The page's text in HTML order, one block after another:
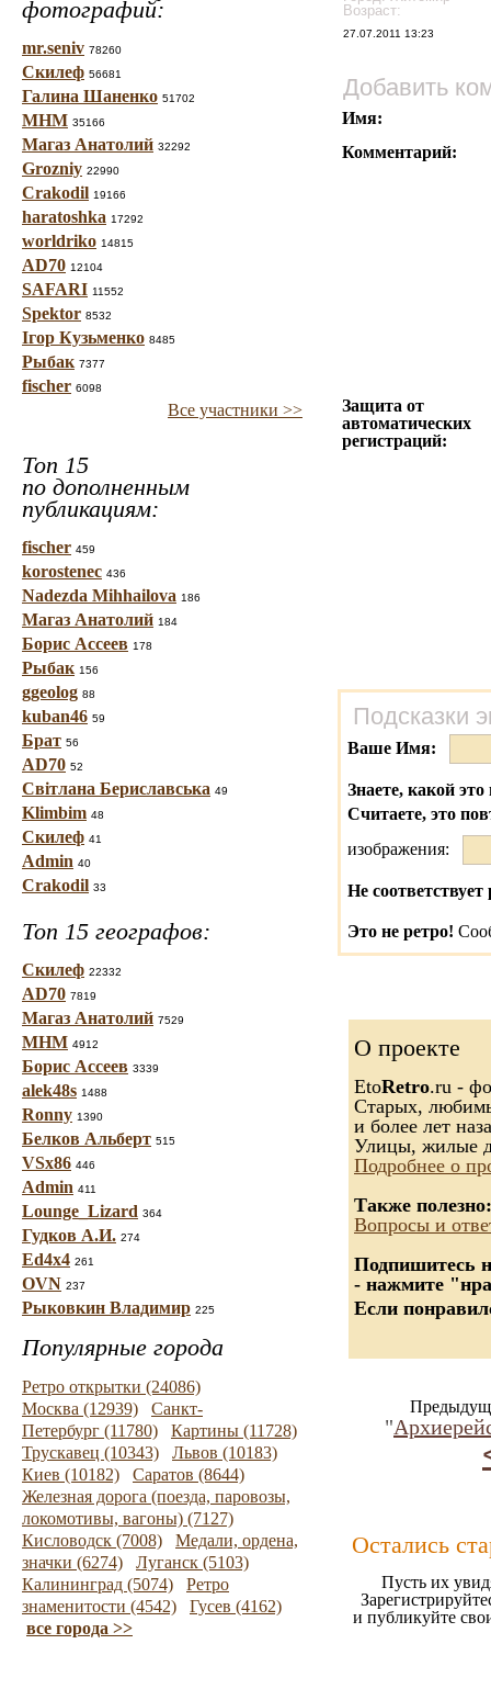
фотографий:
mr.seniv 78260
Скилеф 56681
Галина Шаненко 51702
МНМ 35166
Магаз Анатолий 32292
Grozniy 22990
Crakodil 19166
haratoshka 17292
worldriko 14815
AD70 12104
SAFARI 11552
Spektor 8532
Ігор Кузьменко 8485
Рыбак 7377
fischer 6098
Все участники >>
Топ 15
по дополненным
публикациям:
fischer 459
korostenec 436
Nadezda Mihhailova 186
Магаз Анатолий 184
Борис Ассеев 178
Рыбак 156
ggeolog 88
kuban46 59
Брат 56
AD70 52
Світлана Бериславська 49
Klimbim 48
Скилеф 41
Admin 40
Crakodil 33
Топ 15 географов:
Скилеф 22332
AD70 7819
Магаз Анатолий 7529
МНМ 4912
Борис Ассеев 3339
alek48s 1488
Ronny 1390
Белков Альберт 515
VSx86 446
Admin 411
Lounge_Lizard 364
Гудков А.И. 274
Ed4x4 261
OVN 237
Рыковкин Владимир 225
Популярные города
Ретро открытки (24086)
Москва (12939)
Санкт-
Петербург (11780)
Картины (11728)
Трускавец (10343)
Львов (10183)
Киев (10182)
Саратов (8644)
Железная дорога (поезда, паровозы,
локомотивы, вагоны) (7127)
Кисловодск (7008)
Медали, ордена,
значки (6274)
Луганск (5103)
Калининград (5074)
Ретро
знаменитости (4542)
Гусев (4162)
все города >>
Возраст:
27.07.2011 13:23
Добавить
Имя:
Комментарий:
Защита от
автоматических
регистраций:
Подсказки
Ваше Имя:
Знаете, какой это
Считаете, это
изображения:
Не соответствует
Это не ретро!
О проекте
EtoRetro.ru -
Старых,
и более лет
Улицы, жилые
Подробнее о
Также полезно:
Вопросы и
Подпишитесь
- нажмите
Если
"
Остались
Пусть их
и публикуйте